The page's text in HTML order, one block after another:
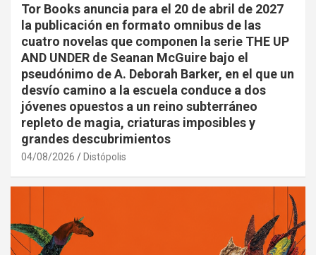
Tor Books anuncia para el 20 de abril de 2027
la publicación en formato omnibus de las
cuatro novelas que componen la serie THE UP
AND UNDER de Seanan McGuire bajo el
pseudónimo de A. Deborah Barker, en el que un
desvío camino a la escuela conduce a dos
jóvenes opuestos a un reino subterráneo
repleto de magia, criaturas imposibles y
grandes descubrimientos
04/08/2026 Distópolis